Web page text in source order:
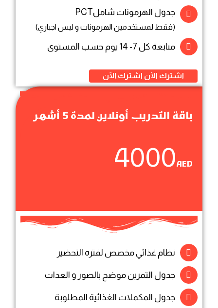
باقة التدريب أونلاين لمدة 5 أشهر
4000AED
نظام غذائي مخصص لفتره التحضير
جدول التمرين موضح بالصور و العدات
جدول المكملات الغذائية المطلوبة
جدول الهرمونات شاملPCT
(فقط لمستخدمين الهرمونات و ليس اجباري)
متابعة كل 7- 14 يوم حسب المستوى
اشترك الآن اشترك الآن